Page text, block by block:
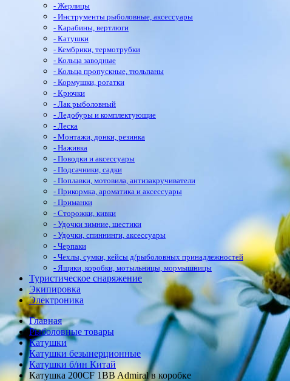
- Жерлицы
- Инструменты рыболовные, аксессуары
- Карабины, вертлюги
- Катушки
- Кембрики, термотрубки
- Кольца заводные
- Кольца пропускные, тюльпаны
- Кормушки, рогатки
- Крючки
- Лак рыболовный
- Ледобуры и комплектующие
- Леска
- Монтажи, донки, резинка
- Наживка
- Поводки и аксессуары
- Подсачники, садки
- Поплавки, мотовила, антизакручиватели
- Прикормка, ароматика и аксессуары
- Приманки
- Сторожки, кивки
- Удочки зимние, шестики
- Удочки, спиннинги, аксессуары
- Черпаки
- Чехлы, сумки, кейсы д/рыболовных принадлежностей
- Ящики, коробки, мотыльницы, мормышницы
Туристическое снаряжение
Экипировка
Электроника
Главная
Рыболовные товары
Катушки
Катушки безынерционные
Катушки б/ин Китай
Катушка 200CF 1BB Admiral в коробке